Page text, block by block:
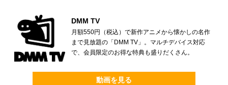
DMM TV
月額550円（税込）で新作アニメから懐かしの名作
まで見放題の「DMM TV」。マルチデバイス対応
で、会員限定のお得な特典も盛りだくさん。
動画を見る